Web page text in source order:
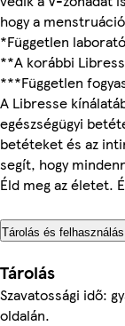
hogy a
*Független
**A korábbi
***Független
A Libresse
egészségügyi
betéteket és az
segít, hogy
Éld meg az életet.
Tárolás és felhasználás
Tárolás
Szavatossági idő:
oldalán.